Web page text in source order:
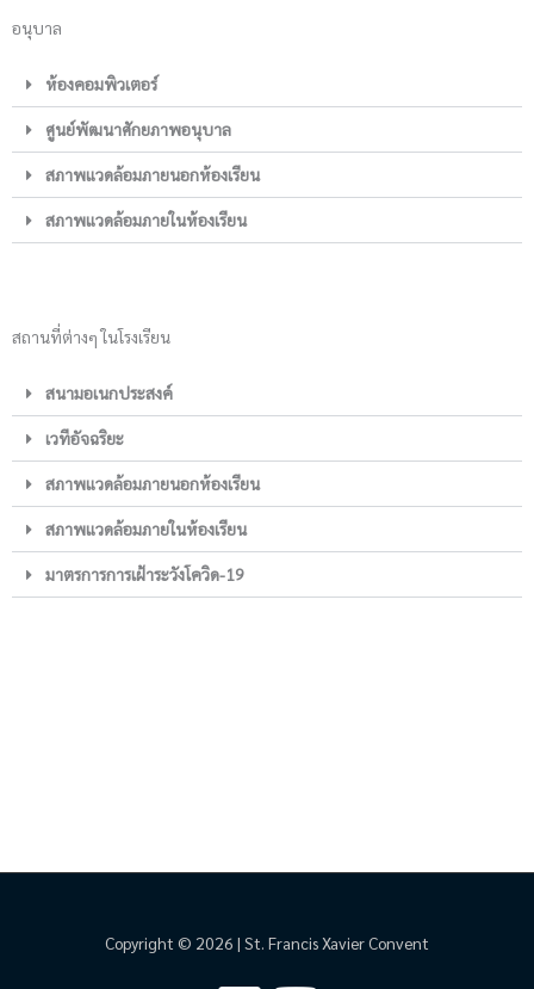
อนุบาล
ห้องคอมพิวเตอร์
ศูนย์พัฒนาศักยภาพอนุบาล
สภาพแวดล้อมภายนอกห้องเรียน
สภาพแวดล้อมภายในห้องเรียน
สถานที่ต่างๆ ในโรงเรียน
สนามอเนกประสงค์
เวทีอัจฉริยะ
สภาพแวดล้อมภายนอกห้องเรียน
สภาพแวดล้อมภายในห้องเรียน
มาตรการการเฝ้าระวังโควิด-19
Copyright © 2026 | St. Francis Xavier Convent